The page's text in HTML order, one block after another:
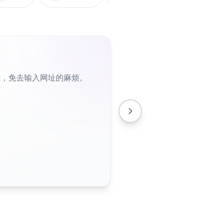
免去输入网址的麻烦。